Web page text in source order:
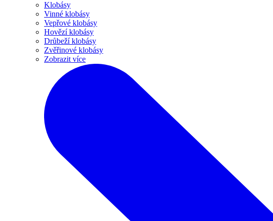
Klobásy
Vinné klobásy
Vepřové klobásy
Hovězí klobásy
Drůbeží klobásy
Zvěřinové klobásy
Zobrazit více